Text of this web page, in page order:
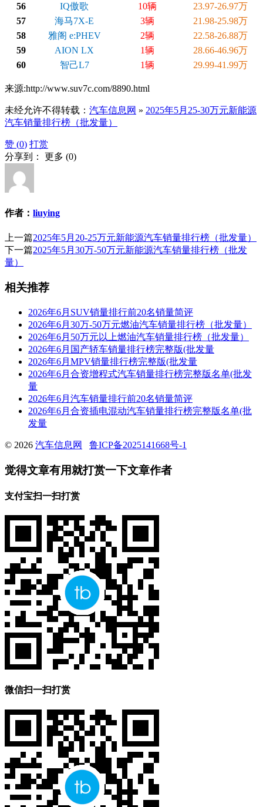
56
IQ傲歌 10辆
23.97-26.97万
57
海马7X-E 3辆
21.98-25.98万
58
雅阁 e:PHEV 2辆
22.58-26.88万
59
AION LX 1辆
28.66-46.96万
60
智己L7 1辆 29.99-41.99万
来源:http://www.suv7c.com/8890.html
未经允许不得转载： 汽车信息网 » 2025年5月25-30万元新能源
汽车销量排行榜（批发量）
赞 (0) 打赏
分享到： 更多 (0)
作者： liuying
上一篇2025年5月20-25万元新能源汽车销量排行榜（批发量）
下一篇2025年5月30万-50万元新能源汽车销量排行榜（批发
量）
相关推荐
2026年6月SUV销量排行前20名销量简评
2026年6月30万-50万元燃油汽车销量排行榜（批发量）
2026年6月50万元以上燃油汽车销量排行榜（批发量）
2026年6月国产轿车销量排行榜完整版(批发量
2026年6月MPV销量排行榜完整版(批发量
2026年6月合资增程式汽车销量排行榜完整版名单(批发
量
2026年6月汽车销量排行前20名销量简评
2026年6月合资插电混动汽车销量排行榜完整版名单(批
发量
© 2026 汽车信息网 鲁ICP备2025141668号-1
觉得文章有用就打赏一下文章作者
支付宝扫一扫打赏
微信扫一扫打赏